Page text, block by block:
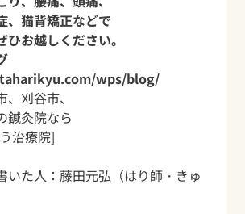
、猫背矯正などで
お越しください。
wps/blog/
刈谷市、
鍼灸院なら
治療院]
いた人： 藤田元弘 （はり師・きゅ